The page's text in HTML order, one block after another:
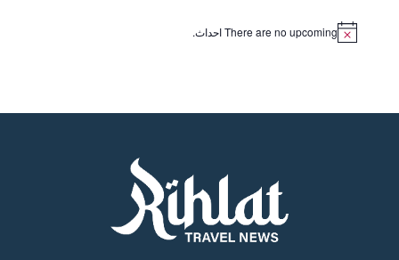
There are no upcoming احداث.